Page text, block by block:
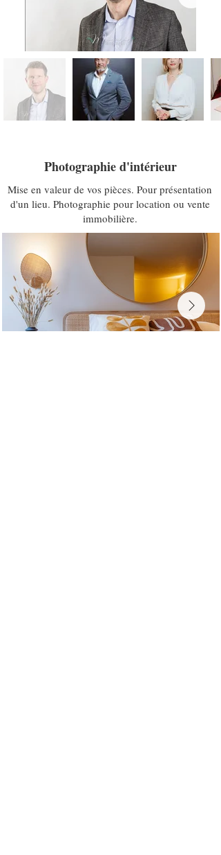
Photographie d'intérieur
Mise en valeur de vos pièces. Pour présentation
d'un lieu. Photographie pour location ou vente
immobilière.